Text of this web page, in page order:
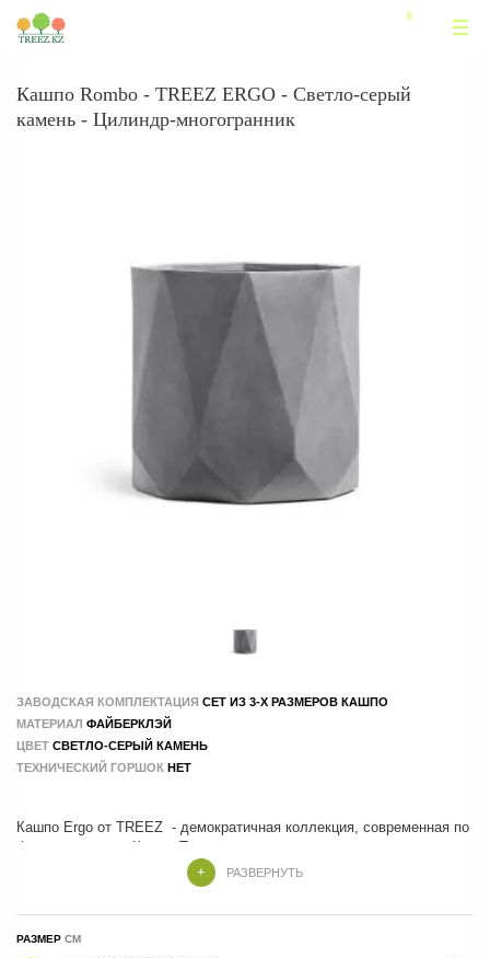
Кашпо Rombo - TREEZ ERGO - Светло-серый
камень - Цилиндр-многогранник
ЗАВОДСКАЯ КОМПЛЕКТАЦИЯ СЕТ ИЗ 3-Х РАЗМЕРОВ КАШПО
МАТЕРИАЛ ФAЙБЕРКЛЭЙ
ЦВЕТ СВЕТЛО-СЕРЫЙ КАМЕНЬ
ТЕХНИЧЕСКИЙ ГОРШОК НЕТ
Кашпо Ergo от TREEZ - демократичная коллекция, современная по
форме и стилю . Кашпо Treez изготовлены из композитных
материалов , в составе которых натуральные и экологичные
компоненты. Производство - 100 % ручной труд.
РАЗВЕРНУТЬ
РАЗМЕР